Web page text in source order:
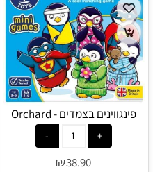
פינגווינים בצמדים - Orchard
₪38.90